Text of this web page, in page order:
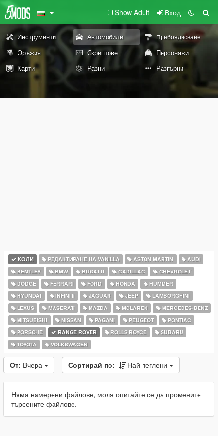
Show Adult Вход
Инструменти Автомобили Пребоядисване
Оръжия Скриптове
Персонажи
Карти
Разни Разгърни
КОЛИ РЕДАКТИРАНЕ НА VANILLA ASTON MARTIN
AUDI
BENTLEY
BMW BUGATTI CADILLAC
CHEVROLET
DODGE
FERRARI FORD HONDA
HUMMER
HYUNDAI
INFINITI JAGUAR JEEP
LAMBORGHINI
LEXUS
MASERATI MAZDA MCLAREN
MERCEDES-BENZ
MITSUBISHI
NISSAN PAGANI PEUGEOT
PONTIAC
PORSCHE
RANGE ROVER ROLLS ROYCE
SUBARU
TOYOTA
VOLKSWAGEN
От: Вчера Сортирай по: Най-теглени
Няма намерени файлове, моля опитайте се да промените
търсените файлове.